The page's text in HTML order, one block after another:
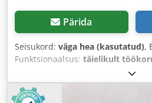
Pärida
Seisukord: väga hea (kasutatud),
Funktsionaalsus: täielikult